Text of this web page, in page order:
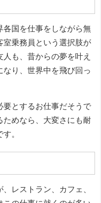
各国を仕事をしながら無
室乗務員という選択肢が
も、昔からの夢を叶え
り、世界中を飛び回っ
要とするお仕事だそうで
ためなら、大変さにも耐
。
レストラン、カフェ、